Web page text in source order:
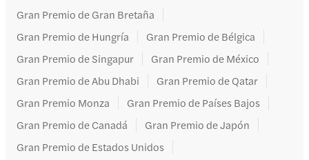
Gran Premio de Gran Bretaña
Gran Premio de Hungría
Gran Premio de Bélgica
Gran Premio de Singapur
Gran Premio de México
Gran Premio de Abu Dhabi
Gran Premio de Qatar
Gran Premio Monza
Gran Premio de Países Bajos
Gran Premio de Canadá
Gran Premio de Japón
Gran Premio de Estados Unidos